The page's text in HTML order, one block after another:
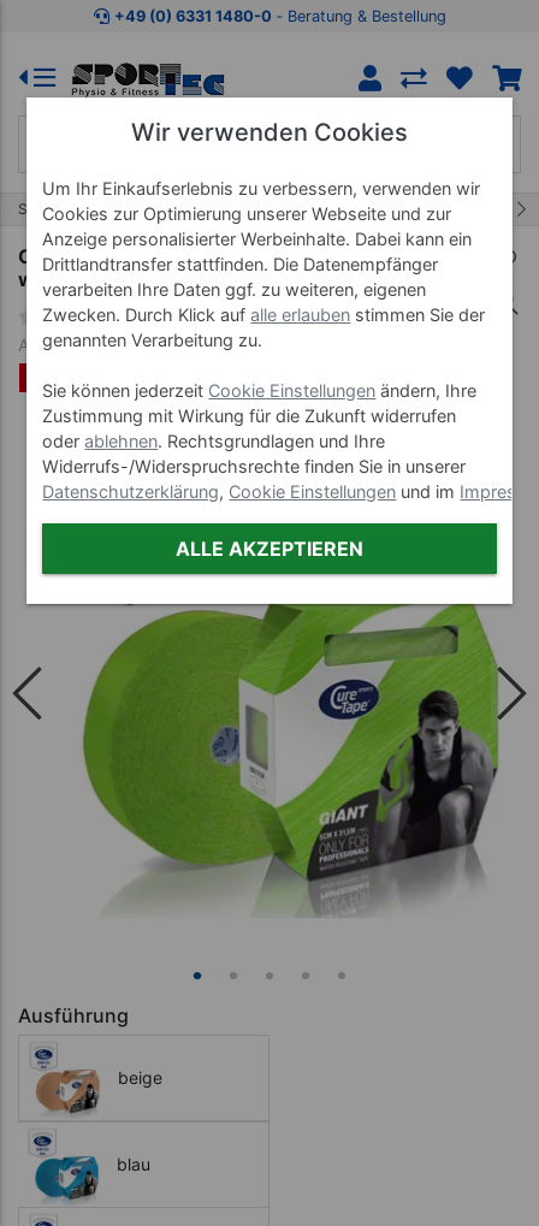
Zum Kaufbereich springen Zur Produktbeschreibung
+49 (0) 6331 1480-0 ‐ Beratung & Bestellung
Start Bandagen & Tapes CureTape
CureTape Giant Sports, LxB 31,5m x 5cm,
wasserfest, grün
Art-Nr. 28863
%
Ausführung
beige
blau
Wir verwenden Cookies
Um Ihr Einkaufserlebnis zu verbessern, verwenden wir
Cookies zur Optimierung unserer Webseite und zur
Anzeige personalisierter Werbeinhalte. Dabei kann ein
Drittlandtransfer stattfinden. Die Datenempfänger
verarbeiten Ihre Daten ggf. zu weiteren, eigenen
Zwecken. Durch Klick aufalle erlauben stimmen Sie der
genannten Verarbeitung zu.
Sie können jederzeit Cookie Einstellungen ändern, Ihre
Zustimmung mit Wirkung für die Zukunft widerrufen
oderablehnen. Rechtsgrundlagen und Ihre
Widerrufs-/Widerspruchsrechte finden Sie in unserer
Datenschutzerklärung, Cookie Einstellungen und im
ALLE AKZEPTIEREN